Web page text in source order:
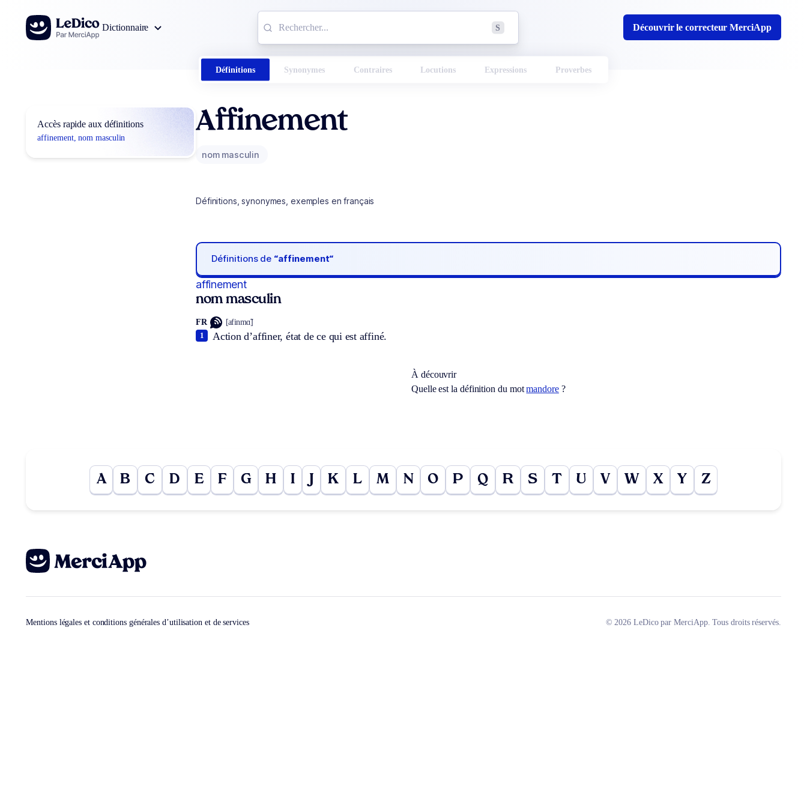
Aller au contenu
Dictionnaire
S Découvrir le correcteur MerciApp
Définitions Synonymes Contraires Locutions Expressions Proverbes
Accès rapide aux définitions
affinement, nom masculin
Affinement
nom masculin
Définitions, synonymes, exemples en français
Définitions de “affinement“
affinement
nom masculin
FR [afinmɑ̃]
Action d’affiner, état de ce qui est affiné.
1
À découvrir
Quelle est la définition du motmandore?
A B C D E F G H I K L M N O P Q R S T U V W X Y Z
Mentions légales et conditions générales d’utilisation et de services © 2026 LeDico par MerciApp. Tous droits réservés.